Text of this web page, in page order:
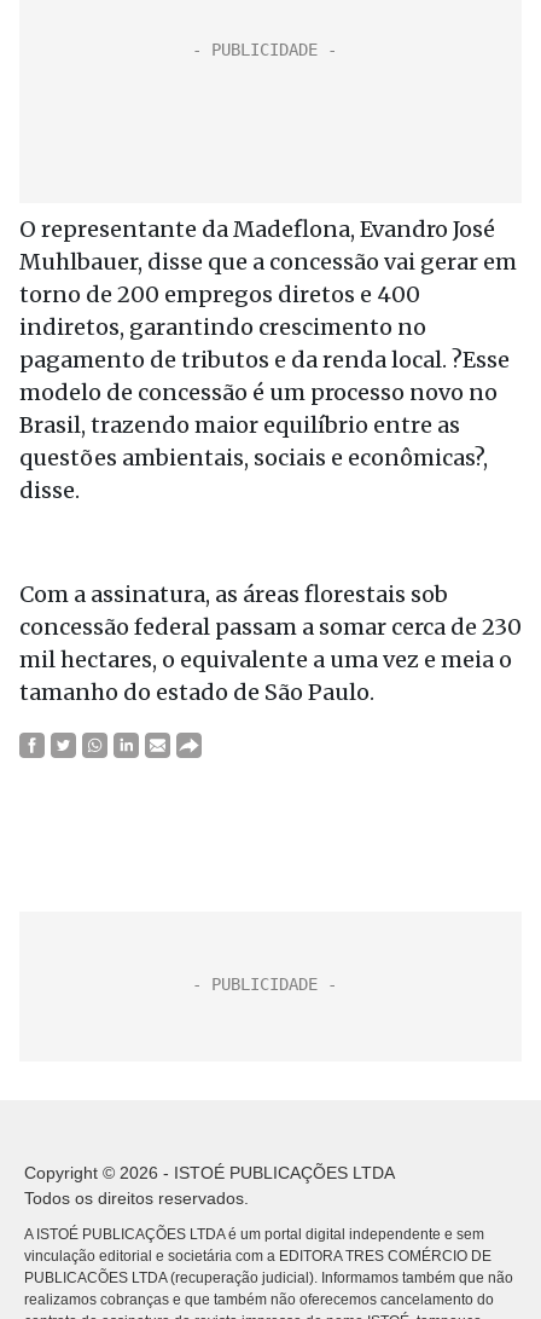
O representante da Madeflona, Evandro José
Muhlbauer, disse que a concessão vai gerar em
torno de 200 empregos diretos e 400
indiretos, garantindo crescimento no
pagamento de tributos e da renda local. ?Esse
modelo de concessão é um processo novo no
Brasil, trazendo maior equilíbrio entre as
questões ambientais, sociais e econômicas?,
disse.
Com a assinatura, as áreas florestais sob
concessão federal passam a somar cerca de 230
mil hectares, o equivalente a uma vez e meia o
tamanho do estado de São Paulo.
Copyright © 2026 - ISTOÉ PUBLICAÇÕES LTDA
Todos os direitos reservados.
A ISTOÉ PUBLICAÇÕES LTDA é um portal digital independente e sem
vinculação editorial e societária com a EDITORA TRES COMÉRCIO DE
PUBLICACÕES LTDA (recuperação judicial). Informamos também que não
realizamos cobranças e que também não oferecemos cancelamento do